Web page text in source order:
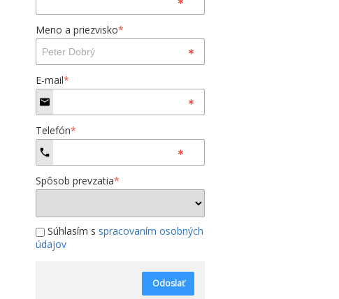
Meno a priezvisko*
E-mail*
Telefón*
Spôsob prevzatia*
Súhlasím s spracovaním osobných
údajov
Odoslať